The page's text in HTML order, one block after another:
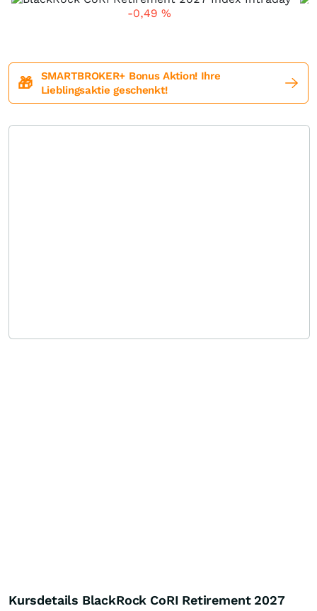
-0,49 %
🎁
SMARTBROKER+ Bonus Aktion! Ihre
Lieblingsaktie geschenkt!
Kursdetails BlackRock CoRI Retirement 2027